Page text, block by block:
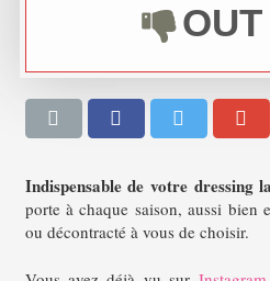
OUT
Indispensable de votre dressing la
porte à chaque saison, aussi bien
ou décontracté à vous de choisir.